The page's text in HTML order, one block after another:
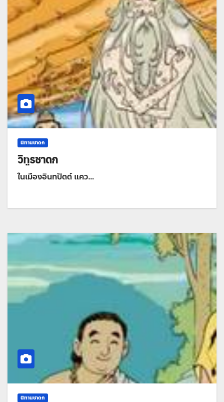
นิทานชาดก
วิทูรชาดก
ในเมืองอินทปัตต์ แคว…
นิทานชาดก